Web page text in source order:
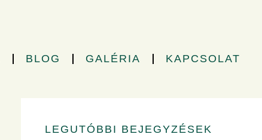
BLOG GALÉRIA KAPCSOLAT
LEGUTÓBBI BEJEGYZÉSEK